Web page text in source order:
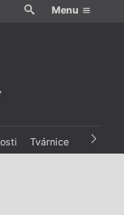
Menu
Tvárnice Archiv